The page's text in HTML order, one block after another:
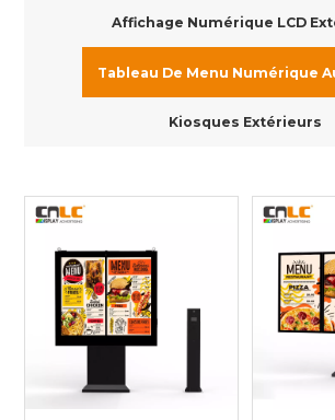
Affichage Numérique LCD
Tableau De Menu Numérique
Kiosques Extérieurs